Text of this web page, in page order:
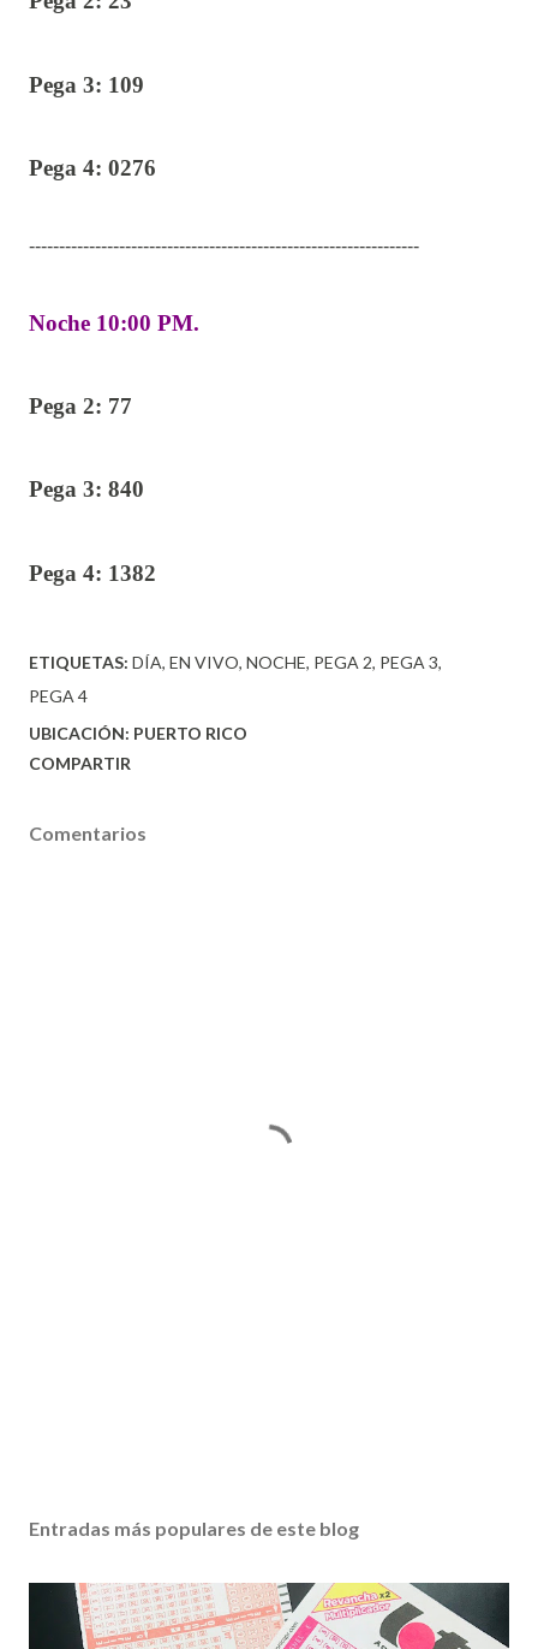
Pega 3: 109
Pega 4: 0276
-----------------------------------------------------------------
Noche 10:00 PM.
Pega 2: 77
Pega 3: 840
Pega 4: 1382
ETIQUETAS: DÍA EN VIVO NOCHE PEGA 2 PEGA 3
PEGA 4
UBICACIÓN: PUERTO RICO
COMPARTIR
Comentarios
Entradas más populares de este blog